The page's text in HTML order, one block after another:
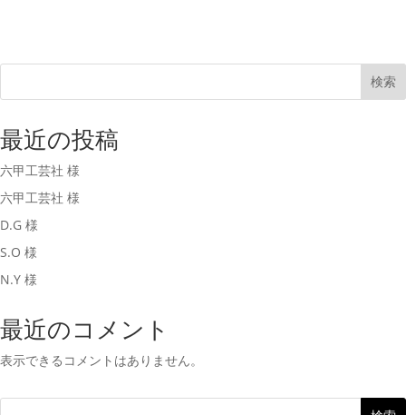
検索
最近の投稿
六甲工芸社 様
六甲工芸社 様
D.G 様
S.O 様
N.Y 様
最近のコメント
表示できるコメントはありません。